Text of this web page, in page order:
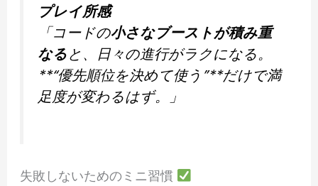
プレイ所感
「コードの小さなブーストが積み重
なると、日々の進行がラクになる。
**“優先順位を決めて使う”**だけで満
足度が変わるはず。」
失敗しないためのミニ習慣